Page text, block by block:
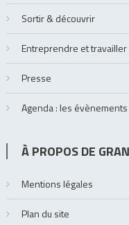
Sortir & découvrir
Entreprendre et travailler
Presse
Agenda : les
À PROPOS DE
Mentions légales
Plan du site